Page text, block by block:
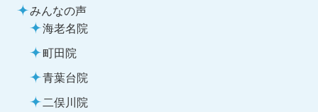
みんなの声
海老名院
町田院
青葉台院
二俣川院